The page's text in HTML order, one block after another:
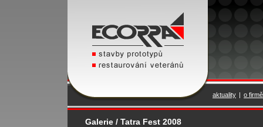
aktuality | o firmě
Galerie / Tatra Fest 2008